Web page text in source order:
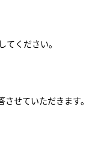
ください。
せていただきます。